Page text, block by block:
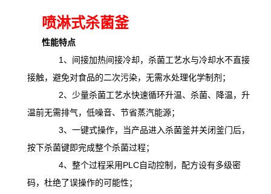
喷淋式杀菌釜
性能特点
1、间接加热间接冷却，杀菌工艺水与冷却水不直接
接触，避免对食品的二次污染，无需水处理化学制剂；
2、少量杀菌工艺水快速循环升温、杀菌、降温，升
温前无需排气，低噪音、节省蒸汽能源；
3、一键式操作，当产品进入杀菌釜并关闭釜门后，
按下杀菌键即完成整个杀菌过程；
4、整个过程采用PLC自动控制，配方设有多级密
码，杜绝了误操作的可能性；